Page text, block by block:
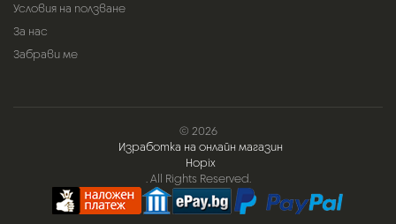
Условия на ползване
За нас
Забрави ме
© 2026
Изработка на онлайн магазин
Hopix
. All Rights Reserved.